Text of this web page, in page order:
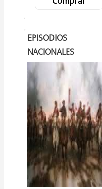
EPISODIOS
NACIONALES